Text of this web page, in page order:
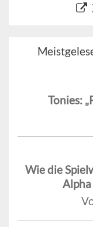
Tonies:
Wie die